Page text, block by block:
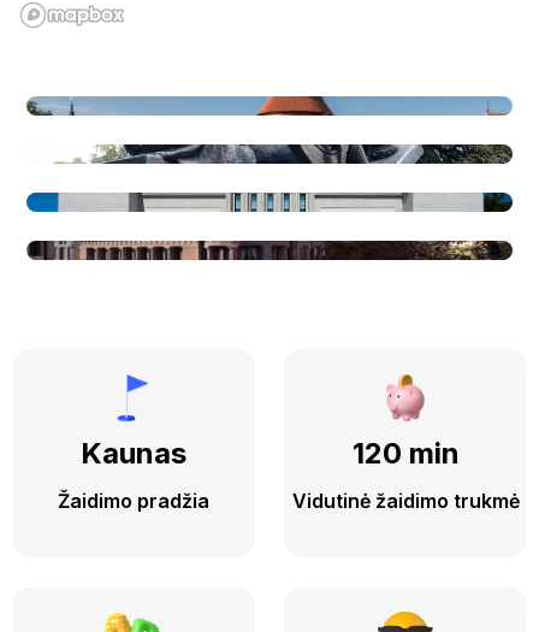
Kaunas
Žaidimo pradžia
120 min
Vidutinė žaidimo trukmė